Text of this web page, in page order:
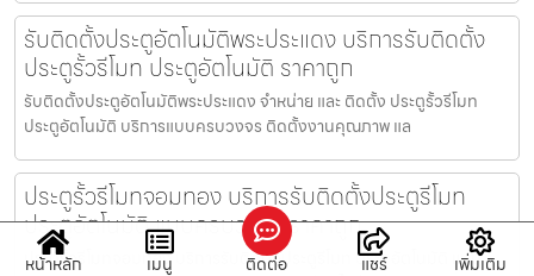
รับติดตั้งประตูอัตโนมัติพระประแดง บริการรับติดตั้ง
ประตูรั้วรีโมท ประตูอัตโนมัติ ราคาถูก
รับติดตั้งประตูอัตโนมัติพระประแดง จำหน่าย และ ติดตั้ง ประตูรั้วรีโมท
ประตูอัตโนมัติ บริการแบบครบวงจร ติดตั้งงานคุณภาพ แล
ประตูรั้วรีโมทจอมทอง บริการรับติดตั้งประตูรีโมท
ประตูอัตโนมัติ แบบครบวงจร ราคาถูก
ประตูรั้วรีโมทจอมทอง บริการรับติดตั้งประตูรีโมท ประตูอัตโนมัติ แบบ
หน้าหลัก เมนู ติดต่อ แชร์ เพิ่มเติม